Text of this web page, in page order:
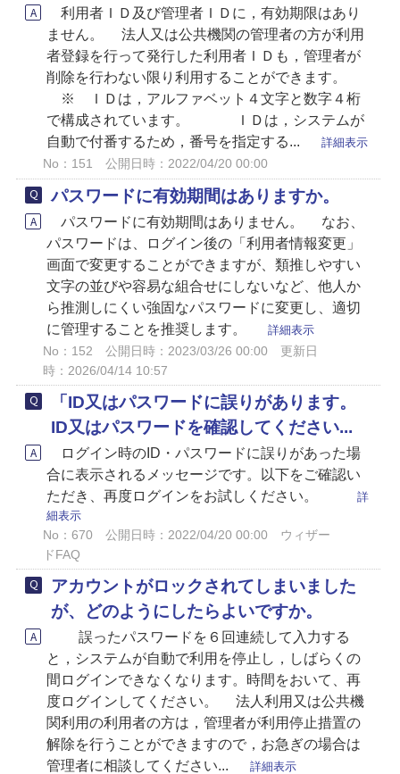
利用者ＩＤ及び管理者ＩＤに，有効期限はあり
ません。 法人又は公共機関の管理者の方が利用
者登録を行って発行した利用者ＩＤも，管理者が
削除を行わない限り利用することができます。
※ ＩＤは，アルファベット４文字と数字４桁
で構成されています。 ＩＤは，システムが
自動で付番するため，番号を指定する...
詳細表示
No：151 公開日時：2022/04/20 00:00
パスワードに有効期間はありますか。
パスワードに有効期間はありません。 なお、
パスワードは、ログイン後の「利用者情報変更」
画面で変更することができますが、類推しやすい
文字の並びや容易な組合せにしないなど、他人か
ら推測しにくい強固なパスワードに変更し、適切
に管理することを推奨します。
詳細表示
No：152 公開日時：2023/03/26 00:00
更新日
時：2026/04/14 10:57
「ID又はパスワードに誤りがあります。
ID又はパスワードを確認してください...
ログイン時のID・パスワードに誤りがあった場
合に表示されるメッセージです。以下をご確認い
ただき、再度ログインをお試しください。
詳
細表示
No：670 公開日時：2022/04/20 00:00
ウィザー
ドFAQ
アカウントがロックされてしまいました
が、どのようにしたらよいですか。
誤ったパスワードを６回連続して入力する
と，システムが自動で利用を停止し，しばらくの
間ログインできなくなります。時間をおいて、再
度ログインしてください。 法人利用又は公共機
関利用の利用者の方は，管理者が利用停止措置の
解除を行うことができますので，お急ぎの場合は
管理者に相談してください...
詳細表示